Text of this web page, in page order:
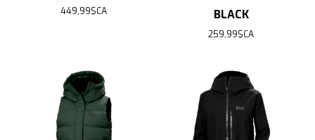
449,99$CA
BLACK
259,99$CA